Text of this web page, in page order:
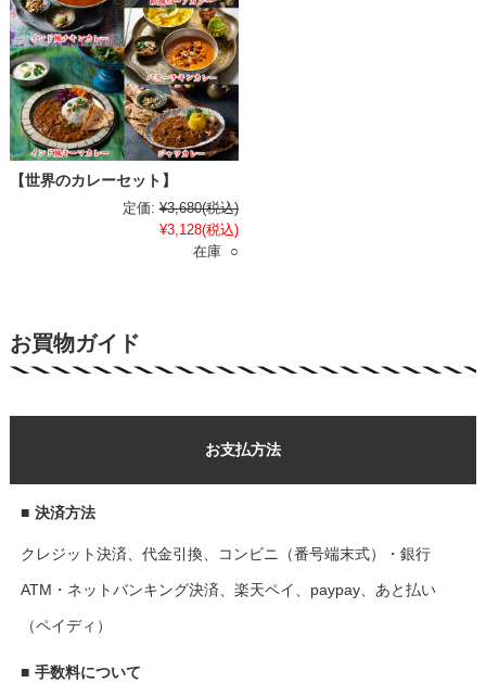
【世界のカレーセット】
定価: ¥3,680(税込)
¥3,128(税込)
在庫 ○
お買物ガイド
お支払方法
■ 決済方法
クレジット決済、代金引換、コンビニ（番号端末式）・銀行
ATM・ネットバンキング決済、楽天ペイ、paypay、あと払い
（ペイディ）
■ 手数料について